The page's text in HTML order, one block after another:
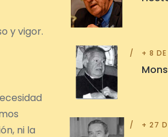
y vigor.
ni la
+ 8 DE
+ 27